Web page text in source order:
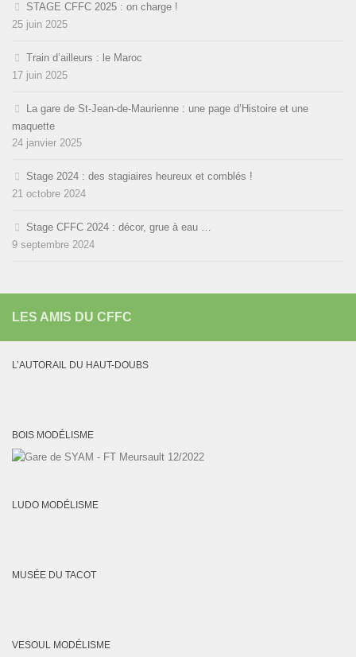
STAGE CFFC 2025 : on charge !
25 juin 2025
Train d’ailleurs : le Maroc
17 juin 2025
La gare de St-Jean-de-Maurienne : une page d’Histoire et une
maquette
24 janvier 2025
Stage 2024 : des stagiaires heureux et comblés !
21 octobre 2024
Stage CFFC 2024 : décor, grue à eau …
9 septembre 2024
LES AMIS DU CFFC
L’AUTORAIL DU HAUT-DOUBS
BOIS MODÉLISME
LUDO MODÉLISME
MUSÉE DU TACOT
VESOUL MODÉLISME